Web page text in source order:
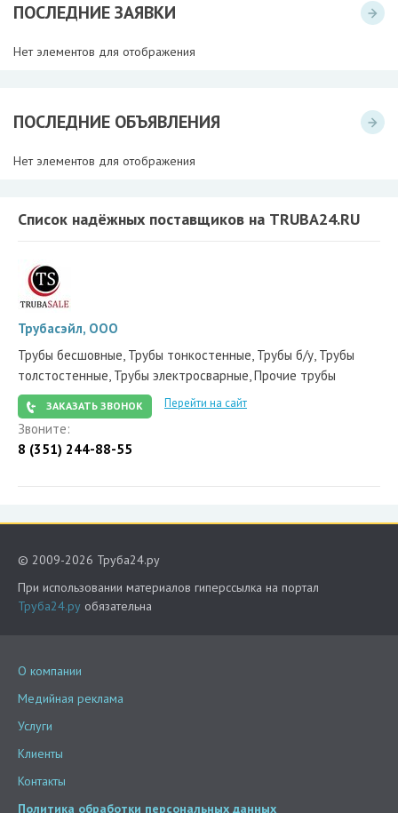
ПОСЛЕДНИЕ ЗАЯВКИ
Нет элементов для отображения
ПОСЛЕДНИЕ ОБЪЯВЛЕНИЯ
Нет элементов для отображения
Список надёжных поставщиков на TRUBA24.RU
Трубасэйл, ООО
Трубы бесшовные, Трубы тонкостенные, Трубы б/у, Трубы
толстостенные, Трубы электросварные, Прочие трубы
ЗАКАЗАТЬ ЗВОНОК Перейти на сайт
Звоните:
8 (351) 244-88-55
© 2009-2026 Труба24.ру
При использовании материалов гиперссылка на портал
Труба24.ру обязательна
О компании
Медийная реклама
Услуги
Клиенты
Контакты
Политика обработки персональных данных